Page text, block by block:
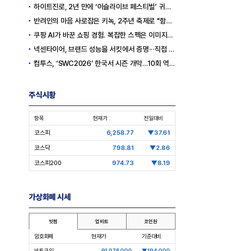
하이트진로, 2년 만에 ‘이슬라이브 페스티벌’ 귀환…25,000명 규모 대확장
반려인의 마음 사로잡은 키녹, 2주년 축제로 "함께하는 즐거움"을 선물하다
쿠팡 AI가 바꾼 쇼핑 경험. 복잡한 스펙은 이미지로, 수백 개 리뷰는 한눈에…
넥센타이어, 브랜드 성능을 서킷에서 증명···직접 체험하는 고객 참여형 마케팅 확대
컴투스, ‘SWC2026’ 한국서 시즌 개막…10회 역사를 이어갈 챔피언은 누가 될까
주식시황
항목 현재가 전일대비
코스피 6,258.77 ▼37.61
코스닥 798.81 ▼2.86
코스피200 974.73 ▼8.19
가상화폐 시세
빗썸 업비트 코인원
암호화폐 현재가 기준대비